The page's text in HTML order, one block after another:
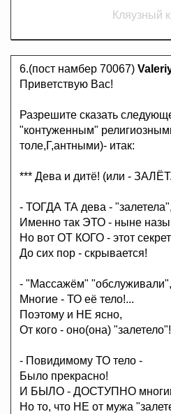
Кляузный
6.(пост намбер 70067)
Приветствую Вас!
Разрешите сказать
"контуженным"
толе,Г,антными)- итак:
*** Дева и дитё! (или -
- ТОГДА ТА дева - "залетела",
Именно так ЭТО - ныне
Но вот ОТ КОГО - этот
До сих пор - скрывается!
- "Массажём" "обслуживали",
Многие - ТО её тело!...
Поэтому и НЕ ясно,
От кого - оно(она)
- Повидимому ТО тело -
Было прекрасно!
И БЫЛО - ДОСТУПНО
Но то, что НЕ от мужа